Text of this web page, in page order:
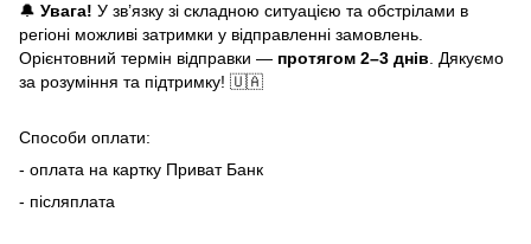
🔔 Увага! У зв’язку зі складною ситуацією та обстрілами в
регіоні можливі затримки у відправленні замовлень.
Орієнтовний термін відправки — протягом 2–3 днів. Дякуємо
за розуміння та підтримку! 🇺🇦
Способи оплати:
- оплата на картку Приват Банк
- післяплата